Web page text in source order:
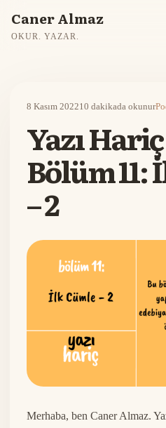
Caner Almaz
OKUR. YAZAR.
8 Kasım 202210 dakikada okunur
Yazı
Bölüm 11:
– 2
Merhaba, ben Caner Almaz.